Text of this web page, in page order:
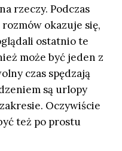
rzeczy. Podczas
okazuje się,
ostatnio te
może być jeden z
czas spędzają
są urlopy
Oczywiście
też po prostu